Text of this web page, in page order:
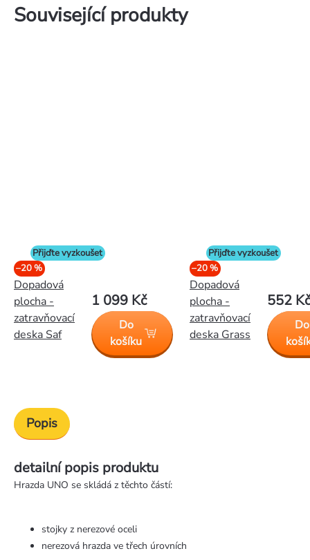
Související produkty
Přijďte vyzkoušet
–20 %
Dopadová
plocha -
zatravňovací
deska Saf
1 099 Kč
Do
košíku
Přijďte vyzkoušet
–20 %
Dopadová
plocha -
zatravňovací
deska Grass
552 Kč
Do
Popis
detailní popis produktu
Hrazda UNO se skládá z těchto částí:
stojky z nerezové oceli
nerezová hrazda ve třech úrovních